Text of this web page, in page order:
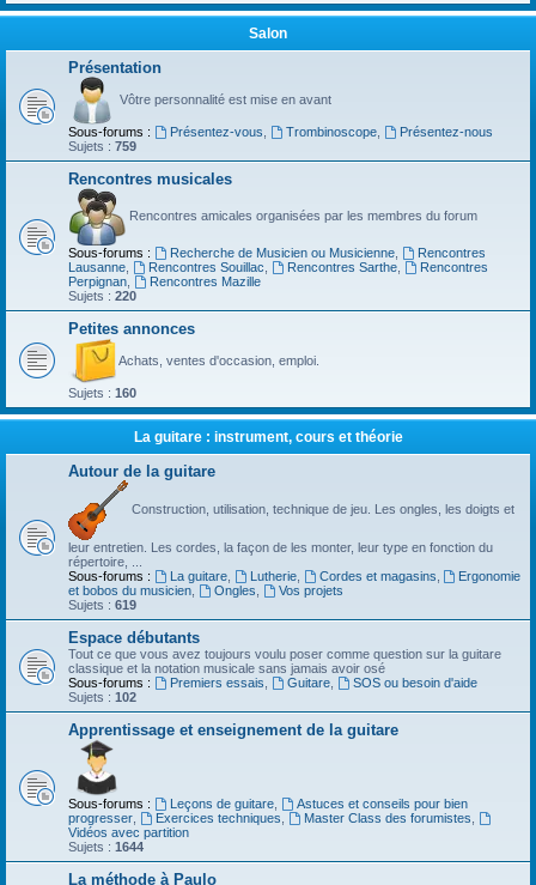
Salon
Présentation
Vôtre personnalité est mise en avant
Sous-forums : Présentez-vous Trombinoscope,
Présentez-nous
Sujets : 759
Rencontres musicales
Rencontres amicales organisées par les membres du forum
Sous-forums : Recherche de Musicien ou Musicienne,
Rencontres
Lausanne
Rencontres Souillac Rencontres Sarthe,
Rencontres
Perpignan
Rencontres Mazille
Sujets : 220
Petites annonces
Achats, ventes d'occasion, emploi.
Sujets : 160
La guitare : instrument, cours et théorie
Autour de la guitare
Construction, utilisation, technique de jeu. Les ongles, les doigts et
leur entretien. Les cordes, la façon de les monter, leur type en fonction du
répertoire, ...
Sous-forums :
La guitare, Lutherie, Cordes et magasins
Ergonomie
et bobos du musicien
Ongles
Vos projets
Sujets : 619
Espace débutants
Tout ce que vous avez toujours voulu poser comme question sur la guitare
classique et la notation musicale sans jamais avoir osé
Sous-forums :
Premiers essais Guitare,
SOS ou besoin d'aide
Sujets : 102
Apprentissage et enseignement de la guitare
Sous-forums : Leçons de guitare,
Astuces et conseils pour bien
progresser
Exercices techniques Master Class des forumistes
Vidéos avec partition
Sujets : 1644
La méthode à Paulo